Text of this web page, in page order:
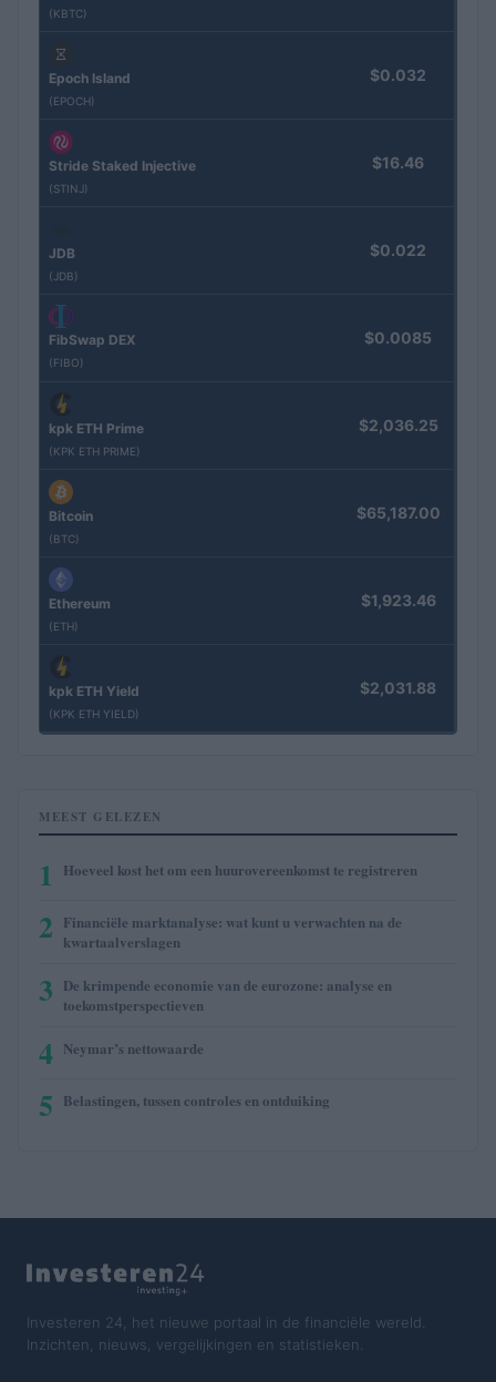
(KBTC)
Epoch Island
(EPOCH)
$0.032
Stride Staked Injective
(STINJ)
$16.46
JDB
(JDB)
$0.022
FibSwap DEX
(FIBO)
$0.0085
kpk ETH Prime
(KPK ETH PRIME)
$2,036.25
Bitcoin
(BTC)
$65,187.00
Ethereum
(ETH)
$1,923.46
kpk ETH Yield
(KPK ETH YIELD)
$2,031.88
MEEST GELEZEN
1 Hoeveel kost het om een huurovereenkomst te registreren
2 Financiële marktanalyse: wat kunt u verwachten na de
kwartaalverslagen
3 De krimpende economie van de eurozone: analyse en
toekomstperspectieven
4 Neymar’s nettowaarde
5 Belastingen, tussen controles en ontduiking
Investeren 24, het nieuwe portaal in de financiële wereld.
Inzichten, nieuws, vergelijkingen en statistieken.